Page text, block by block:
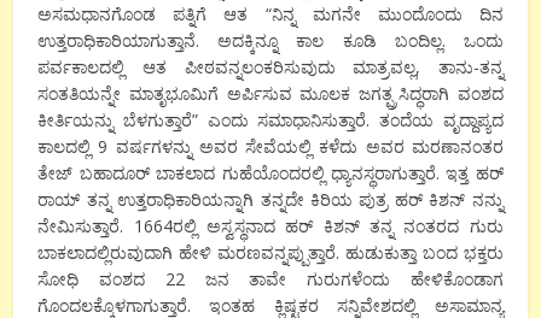
ಅಸಮಧಾನಗೊಂಡ ಪತ್ನಿಗೆ ಆತ “ನಿನ್ನ ಮಗನೇ ಮುಂದೊಂದು ದಿನ
ಉತ್ತರಾಧಿಕಾರಿಯಾಗುತ್ತಾನೆ. ಅದಕ್ಕಿನ್ನೂ ಕಾಲ ಕೂಡಿ ಬಂದಿಲ್ಲ. ಒಂದು
ಪರ್ವಕಾಲದಲ್ಲಿ ಆತ ಪೀಠವನ್ನಲಂಕರಿಸುವುದು ಮಾತ್ರವಲ್ಲ, ತಾನು-ತನ್ನ
ಸಂತತಿಯನ್ನೇ ಮಾತೃಭೂಮಿಗೆ ಅರ್ಪಿಸುವ ಮೂಲಕ ಜಗತ್ಪ್ರಸಿದ್ಧರಾಗಿ ವಂಶದ
ಕೀರ್ತಿಯನ್ನು ಬೆಳಗುತ್ತಾರೆ” ಎಂದು ಸಮಾಧಾನಿಸುತ್ತಾರೆ. ತಂದೆಯ ವೃದ್ದಾಪ್ಯದ
ಕಾಲದಲ್ಲಿ 9 ವರ್ಷಗಳನ್ನು ಅವರ ಸೇವೆಯಲ್ಲಿ ಕಳೆದು ಅವರ ಮರಣಾನಂತರ
ತೇಜ್ ಬಹಾದೂರ್ ಬಾಕಲಾದ ಗುಹೆಯೊಂದರಲ್ಲಿ ಧ್ಯಾನಸ್ಥರಾಗುತ್ತಾರೆ. ಇತ್ತ ಹರ್
ರಾಯ್ ತನ್ನ ಉತ್ತರಾಧಿಕಾರಿಯನ್ನಾಗಿ ತನ್ನದೇ ಕಿರಿಯ ಪುತ್ರ ಹರ್ ಕಿಶನ್ ನನ್ನು
ನೇಮಿಸುತ್ತಾರೆ. 1664ರಲ್ಲಿ ಅಸ್ವಸ್ಥನಾದ ಹರ್ ಕಿಶನ್ ತನ್ನ ನಂತರದ ಗುರು
ಬಾಕಲಾದಲ್ಲಿರುವುದಾಗಿ ಹೇಳಿ ಮರಣವನ್ನಪ್ಪುತ್ತಾರೆ. ಹುಡುಕುತ್ತಾ ಬಂದ ಭಕ್ತರು
ಸೋಧಿ ವಂಶದ 22 ಜನ ತಾವೇ ಗುರುಗಳೆಂದು ಹೇಳಿಕೊಂಡಾಗ
ಗೊಂದಲಕ್ಕೊಳಗಾಗುತ್ತಾರೆ. ಇಂತಹ ಕ್ಲಿಷ್ಟಕರ ಸನ್ನಿವೇಶದಲ್ಲಿ ಅಸಾಮಾನ್ಯ